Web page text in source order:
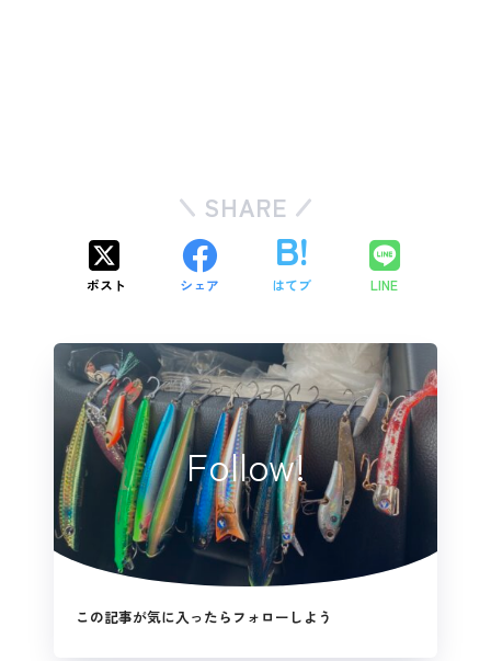
SHARE
ポスト シェア はてブ LINE
Follow!
この記事が気に入ったらフォローしよう